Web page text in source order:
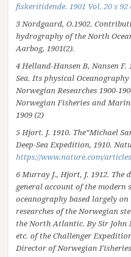
fiskeritidende. 1901 Vol. 20 s 92
3 Nordgaard, O.1902.
hydrography of the North
Aarbog, 1901(2).
4 Helland-Hansen B, Nansen F.
Sea. Its physical
Norwegian Researches 1900-
Norwegian Fisheries and
1909 (2)
5 Hjort. J. 1910. The”Michael
Deep-Sea Expedition, 1910.
https://www.nature.com/
6 Murray J., Hjort, J. 1912. The
general account of the modern
oceanography based largely
researches of the Norwegian
the North Atlantic. By Sir John
etc. of the Challenger
Director of Norwegian